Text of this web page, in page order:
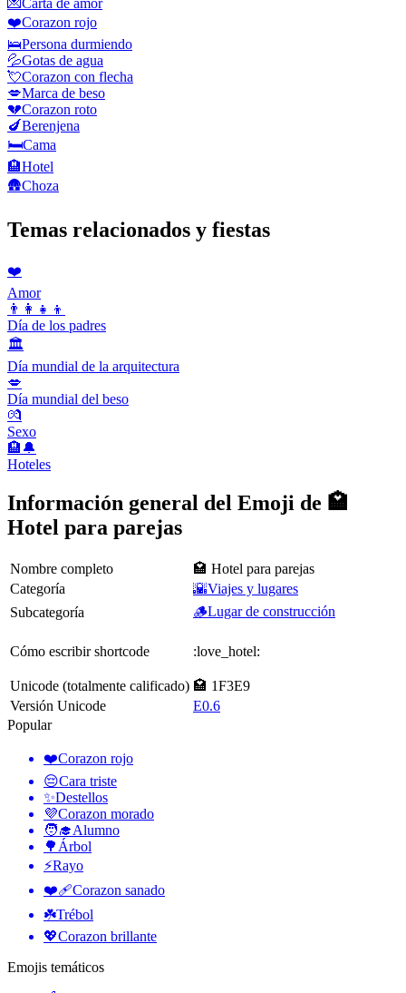
💌Carta de amor
❤️Corazon rojo
🛌Persona durmiendo
💦Gotas de agua
💘Corazon con flecha
💋Marca de beso
💔Corazon roto
🍆Berenjena
🛏️Cama
🏨Hotel
🛖Choza
Temas relacionados y fiestas
❤️
Amor
👨‍👩‍👧‍👦
Día de los padres
🏛
Día mundial de la arquitectura
💋
Día mundial del beso
💏
Sexo
🏨🔔
Hoteles
Información general del Emoji de 🏩
Hotel para parejas
Nombre completo
🏩 Hotel para parejas
Categoría
🌇Viajes y lugares
Subcategoría
🪵Lugar de construcción
Cómo escribir shortcode :love_hotel:
Unicode (totalmente calificado) 🏩 1F3E9
Versión Unicode
E0.6
Popular
❤️Corazon rojo
😔Cara triste
✨Destellos
💜Corazon morado
🧑‍🎓Alumno
🌳 Árbol
⚡Rayo
❤️‍🩹Corazon sanado
☘️Trébol
💖Corazon brillante
Emojis temáticos